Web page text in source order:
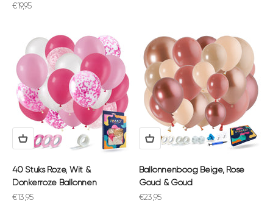
Aanbiedingsprijs
€19,95
40 Stuks Roze, Wit &
Donkerroze Ballonnen
Aanbiedingsprijs
€13,95
Ballonnenboog Beige, Rose
Goud & Goud
Aanbiedingsprijs
€23,95